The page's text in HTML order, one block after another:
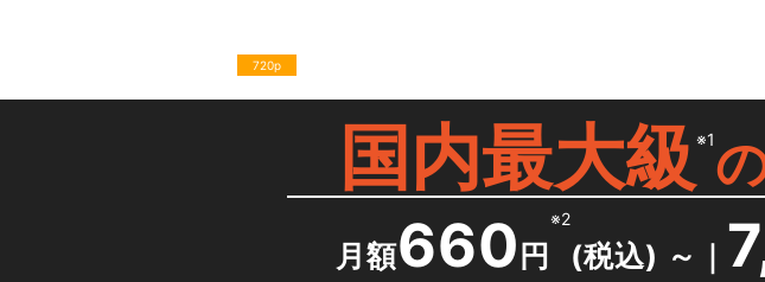
720p
国内最大級 ※1
月額660 円
※2
(税込) ～ ｜